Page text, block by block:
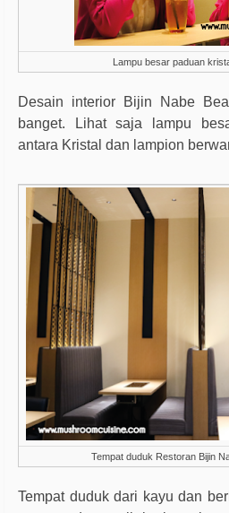
Lampu besar paduan
Desain interior Bijin Nabe
banget. Lihat saja lampu
antara Kristal dan lampion
Tempat duduk Restoran Bijin
Tempat duduk dari kayu dan